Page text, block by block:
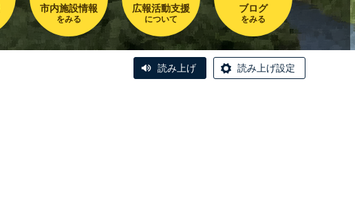
市内施設情報
をみる
広報活動支援
について
ブログ
をみる
読み上げ 読み上げ設定